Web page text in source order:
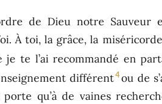
de Dieu notre Sauveur
À toi, la grâce, la
je te l’ai recommandé en
différent4ou de
qu’à de vaines